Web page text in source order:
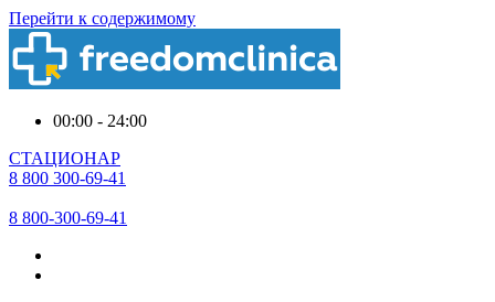
Перейти к содержимому
00:00 - 24:00
СТАЦИОНАР
8 800 300-69-41
8 800-300-69-41